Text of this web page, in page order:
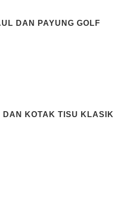
DAN PAYUNG GOLF
DAN KOTAK TISU KLASIK